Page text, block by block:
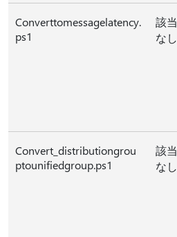
Converttomessagelatency.
ps1
該当
なし
Convert_distributiongrou
ptounifiedgroup.ps1
該当
なし